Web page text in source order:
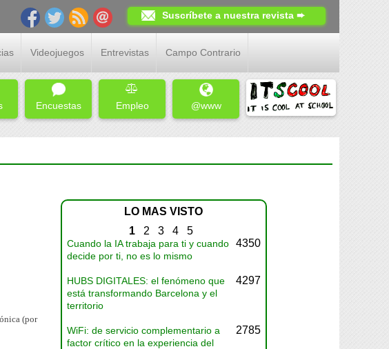
Suscríbete a nuestra revista ➨
Videojuegos Entrevistas Campo Contrario
Encuestas Empleo @www
(por
LO MAS VISTO
1 2 3 4 5
Cuando la IA trabaja para ti y cuando
decide por ti, no es lo mismo
4350
HUBS DIGITALES: el fenómeno que
está transformando Barcelona y el
territorio
4297
WiFi: de servicio complementario a
factor crítico en la experiencia del
2785